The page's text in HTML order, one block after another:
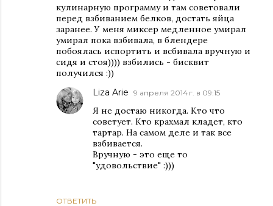
кулинарную программу и там советовали
перед взбиванием белков, достать яйца
заранее. У меня миксер медленное умирал
умирал пока взбивала, в блендере
побоялась испортить и всбивала вручную и
сидя и стоя)))) взбились - бисквит
получился :))
ОТВЕТИТЬ
Liza Arie 9 апреля 2014 г. в 09:15
Я не достаю никогда. Кто что
советует. Кто крахмал кладет, кто
тартар. На самом деле и так все
взбивается.
Вручную - это еще то
"удовольствие" :)))